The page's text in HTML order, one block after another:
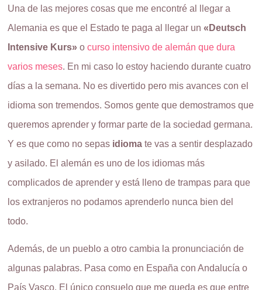
Una de las mejores cosas que me encontré al llegar a
Alemania es que el Estado te paga al llegar un«Deutsch
Intensive Kurs» ocurso intensivo de alemán que dura
varios meses. En mi caso lo estoy haciendo durante cuatro
días a la semana. No es divertido pero mis avances con el
idioma son tremendos. Somos gente que demostramos que
queremos aprender y formar parte de la sociedad germana.
Y es que como no sepas idioma te vas a sentir desplazado
y asilado. El alemán es uno de los idiomas más
complicados de aprender y está lleno de trampas para que
los extranjeros no podamos aprenderlo nunca bien del
todo.
Además, de un pueblo a otro cambia la pronunciación de
algunas palabras. Pasa como en España con Andalucía o
País Vasco. El único consuelo que me queda es que entre